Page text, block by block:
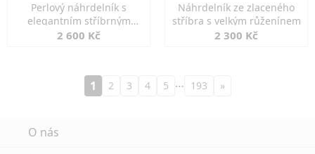
Perlový náhrdelník s
elegantním stříbrným
zapínáním
2 600 Kč
Náhrdelník ze zlaceného
stříbra s velkým růženínem
2 300 Kč
1 2 3 4 5 … 193 »
O nás